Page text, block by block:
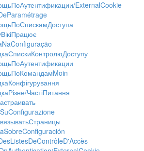
ExternalCookie
ЧастіПитання